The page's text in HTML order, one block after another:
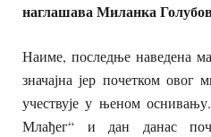
наглашава Миланка
Наиме, последње наведена
значајна јер почетком овог
учествује у њеном
Млађег“ и дан данас